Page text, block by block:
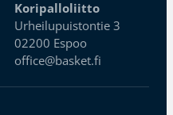
Koripalloliitto
Urheilupuistontie 3
02200 Espoo
office@basket.fi